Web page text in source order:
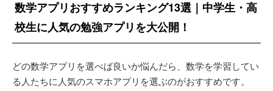
数学アプリおすすめランキング13選｜中学生・高
校生に人気の勉強アプリを大公開！
どの数学アプリを選べば良いか悩んだら、数学を学習してい
る人たちに人気のスマホアプリを選ぶのがおすすめです。